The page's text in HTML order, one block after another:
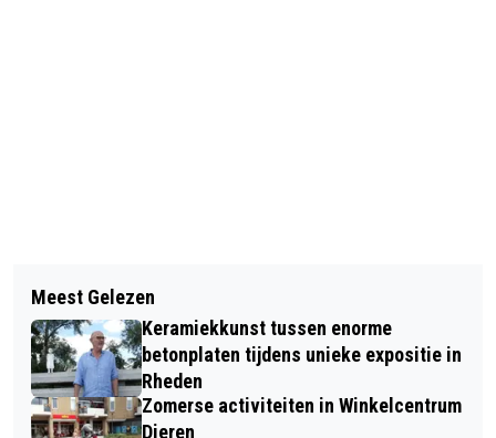
NIEUWE EXPOSITIE IN DE PAPERCLIP
TE VELP
DOE MEE MET DE VAEL OUWE
TOERTOCHT
Meest Gelezen
Keramiekkunst tussen enorme
betonplaten tijdens unieke expositie in
Rheden
Zomerse activiteiten in Winkelcentrum
Dieren